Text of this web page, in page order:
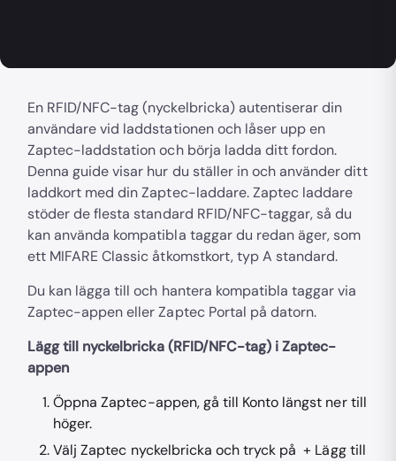
En RFID/NFC-tag (nyckelbricka) autentiserar din
användare vid laddstationen och låser upp en
Zaptec-laddstation och börja ladda ditt fordon.
Denna guide visar hur du ställer in och använder ditt
laddkort med din Zaptec-laddare. Zaptec laddare
stöder de flesta standard RFID/NFC-taggar, så du
kan använda kompatibla taggar du redan äger, som
ett MIFARE Classic åtkomstkort, typ A standard.
Du kan lägga till och hantera kompatibla taggar via
Zaptec-appen eller Zaptec Portal på datorn.
Lägg till nyckelbricka (RFID/NFC-tag) i Zaptec-
appen
Öppna Zaptec-appen, gå till Konto längst ner till
höger.
Välj Zaptec nyckelbricka och tryck på + Lägg till